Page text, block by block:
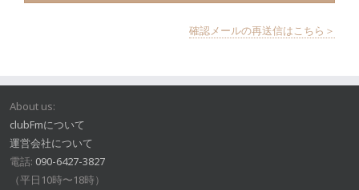
確認メールの再送信はこちら＞
About us:
clubFmについて
運営会社について
電話: 090-6427-3827
（平日10時〜18時）